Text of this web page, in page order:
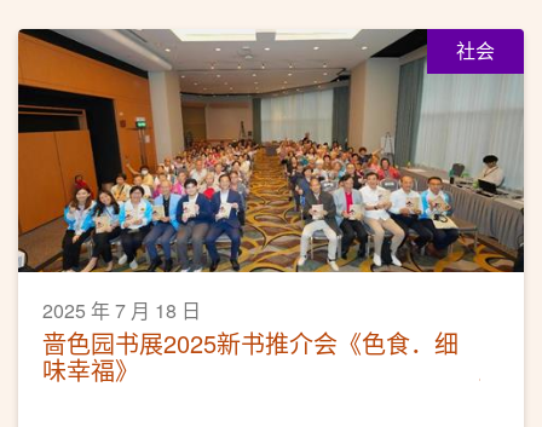
社会
2025 年 7 月 18 日
啬色园书展2025新书推介会《色食．细
味幸福》